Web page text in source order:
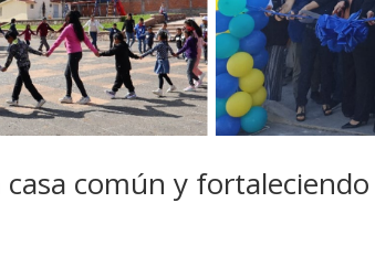
común y fortaleciendo